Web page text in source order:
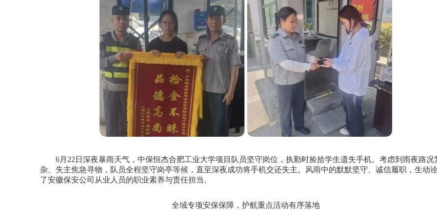
6月22日深夜暴雨天气，中保恒杰合肥工业大学项目队员坚守岗位，执勤时捡拾学生遗失手机。考虑到雨夜路况
杂、失主焦急寻物，队员全程坚守岗亭等候，直至深夜成功将手机交还失主。风雨中的默默坚守、诚信履职，生动
了安徽保安公司从业人员的职业素养与责任担当。
全域专项安保保障，护航重点活动有序落地